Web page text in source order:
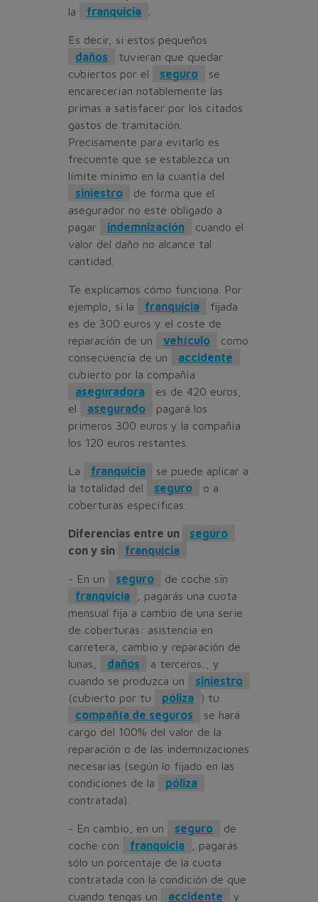
la
franquicia
Es decir, si estos pequeños
daños
tuvieran que quedar
cubiertos por el
seguro
se
encarecerían notablemente las
primas a satisfacer por los citados
gastos de tramitación.
Precisamente para evitarlo es
frecuente que se establezca un
límite mínimo en la cuantía del
siniestro
de forma que el
asegurador no esté obligado a
pagar
indemnización
cuando el
valor del daño no alcance tal
cantidad.
Te explicamos cómo funciona. Por
ejemplo, si la
franquicia
fijada
es de 300 euros y el coste de
reparación de un
vehículo
como
consecuencia de un
accidente
cubierto por la compañía
aseguradora
es de 420 euros,
el
asegurado
pagará los
primeros 300 euros y la compañía
los 120 euros restantes.
La franquicia
se puede aplicar a
la totalidad del
seguro
o a
coberturas específicas.
Diferencias entre un
seguro
con y sin
franquicia
- En un seguro
de coche sin
franquicia
, pagarás una cuota
mensual fija a cambio de una serie
de coberturas: asistencia en
carretera, cambio y reparación de
lunas,
daños
a terceros.., y
cuando se produzca un
siniestro
(cubierto por tu
póliza
) tu
compañía de seguros
se hará
cargo del 100% del valor de la
reparación o de las indemnizaciones
necesarias (según lo fijado en las
condiciones de la
póliza
contratada).
- En cambio, en un seguro
de
coche con
franquicia
, pagarás
sólo un porcentaje de la cuota
contratada con la condición de que
cuando tengas un
accidente
y